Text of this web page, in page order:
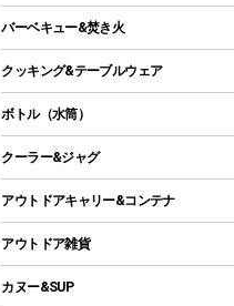
タープ
スクエアタープ（レクタタープ）
メッシュタープ
自立式タープ
パラソル
テントアクセサリー
ペグ
ガスランタン
オイルランタン
LEDライト
ヘッドライト
キャンドル
ガスバーナー
ガス缶
ガストーチ、ライター
バーベキュー&焚き火
バーベキューコンロ、グリル
焚き火台タイプ（ロースタイル）グリル
卓上タイプグリル
パーティータイプグリル
鉄板、アミ
クッキング&テーブルウェア
ダッチオーブン
ホットサンドメーカー
クッカーセット
シェラカップ
ボトル（水筒）
ステンレスボトル
コップ付きタイプ
ワンタッチタイプ
プラスチックボトル
クーラー&ジャグ
クーラーボックス
クーラーバッグ
ウォータージャグ
アウトドアキャリー&コンテナ
アウトドアキャリー
アウトドア雑貨
バックパック&バッグ
カヌー&SUP